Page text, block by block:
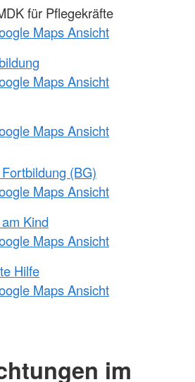
für Pflegekräfte
Maps Ansicht
Maps Ansicht
Maps Ansicht
(BG)
Maps Ansicht
Kind
Maps Ansicht
Hilfe
Maps Ansicht
im